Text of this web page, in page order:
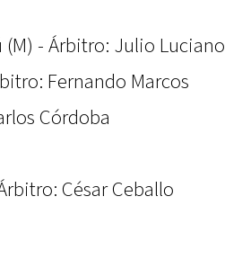
- Árbitro: Julio Luciano
Fernando Marcos
Córdoba
César Ceballo